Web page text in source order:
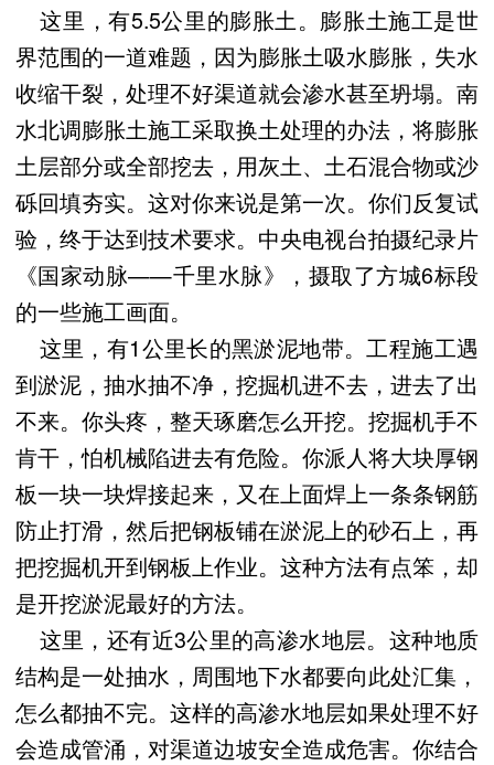
这里，有5.5公里的膨胀土。膨胀土施工是世
界范围的一道难题，因为膨胀土吸水膨胀，失水
收缩干裂，处理不好渠道就会渗水甚至坍塌。南
水北调膨胀土施工采取换土处理的办法，将膨胀
土层部分或全部挖去，用灰土、土石混合物或沙
砾回填夯实。这对你来说是第一次。你们反复试
验，终于达到技术要求。中央电视台拍摄纪录片
《国家动脉——千里水脉》，摄取了方城6标段
的一些施工画面。
这里，有1公里长的黑淤泥地带。工程施工遇
到淤泥，抽水抽不净，挖掘机进不去，进去了出
不来。你头疼，整天琢磨怎么开挖。挖掘机手不
肯干，怕机械陷进去有危险。你派人将大块厚钢
板一块一块焊接起来，又在上面焊上一条条钢筋
防止打滑，然后把钢板铺在淤泥上的砂石上，再
把挖掘机开到钢板上作业。这种方法有点笨，却
是开挖淤泥最好的方法。
这里，还有近3公里的高渗水地层。这种地质
结构是一处抽水，周围地下水都要向此处汇集，
怎么都抽不完。这样的高渗水地层如果处理不好
会造成管涌，对渠道边坡安全造成危害。你结合